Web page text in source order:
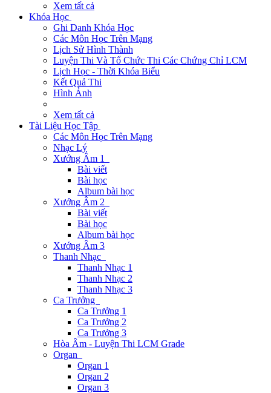
Xem tất cả
Khóa Học
Ghi Danh Khóa Học
Các Môn Học Trên Mạng
Lịch Sử Hình Thành
Luyện Thi Và Tổ Chức Thi Các Chứng Chỉ LCM
Lịch Học - Thời Khóa Biểu
Kết Quả Thi
Hình Ảnh
Xem tất cả
Tài Liệu Học Tập
Các Môn Học Trên Mạng
Nhạc Lý
Xướng Âm 1
Bài viết
Bài học
Album bài học
Xướng Âm 2
Bài viết
Bài học
Album bài học
Xướng Âm 3
Thanh Nhạc
Thanh Nhạc 1
Thanh Nhạc 2
Thanh Nhạc 3
Ca Trưởng
Ca Trưởng 1
Ca Trưởng 2
Ca Trưởng 3
Hòa Âm - Luyện Thi LCM Grade
Organ
Organ 1
Organ 2
Organ 3